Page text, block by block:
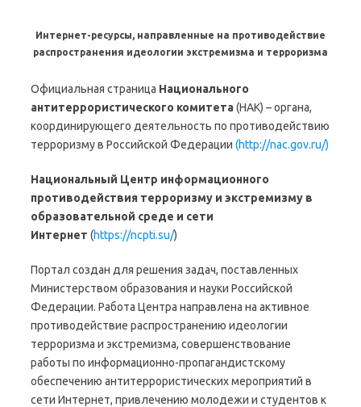
Интернет-ресурсы, направленные на противодействие
распространения идеологии экстремизма и терроризма
Официальная страница Национального
антитеррористического комитета(НАК) – органа,
координирующего деятельность по противодействию
терроризму в Российской Федерации (http://nac.gov.ru/)
Национальный Центр информационного
противодействия терроризму и экстремизму в
образовательной среде и сети
Интернет (https://ncpti.su/)
Портал создан для решения задач, поставленных
Министерством образования и науки Российской
Федерации. Работа Центра направлена на активное
противодействие распространению идеологии
терроризма и экстремизма, совершенствование
работы по информационно-пропагандистскому
обеспечению антитеррористических мероприятий в
сети Интернет, привлечению молодежи и студентов к